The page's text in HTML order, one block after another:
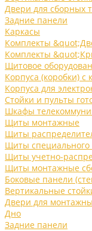
Двери для сборных
Задние панели
Каркасы
Комплекты
Комплекты
Щитовое
Корпуса (коробки) с
Корпуса для
Стойки и пульты
Шкафы
Щиты монтажные
Щиты
Щиты специального
Щиты учетно-
Щиты монтажные
Боковые панели
Вертикальные
Двери для
Дно
Задние панели